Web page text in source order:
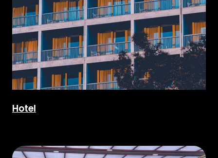
Hotel